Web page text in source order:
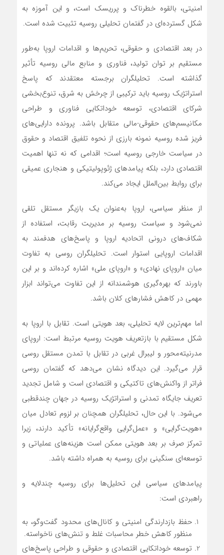
امنیتی، بالقوه خطرناک و پرریسک است، و این آموزه به
شکل گسترده‌ای در گفتمان تحلیلی روسیه تثبیت شده است.
در بعد اقتصادی و حقوقی، تحریم‌ها و اقدامات اروپا به‌طور
مستقیم بر توان تولید، فناوری و منابع مالی روسیه تأثیر
گذاشته است. تحلیلگران برجسته معتقدند که پاسخ
استراتژیک روسیه باید ترکیبی از چرخش به شرق، تنوع‌بخشی
شرکای اقتصادی، توسعه خوداتکایی فناوری و طراحی
مکانیسم‌های حقوقی-مالی متقابل باشد. پرونده دارایی‌های
فریز شده روسیه نمونه بارزی از نحوه تلفیق اقتصاد و حقوق
در سیاست خارجی روسیه است؛ اقدامی که نه تنها اهمیت
اقتصادی دارد، بلکه پیامدهای ژئوپولیتیکی و هنجاری عمیقی
برای روابط بین‌الملل ایجاد می‌کند.
از منظر سیاسی، اروپا به‌عنوان یک بازیگر مستقل تلقی
نمی‌شود و سیاست روسیه بر مدیریت رقابت، استفاده از
شکاف‌های درونی اتحادیه اروپا و پاسخ‌های هدفمند به
اقدامات اروپایی استوار است. تحلیلگران روسی به تفاوت
میان «اروپای نهادی» و «اروپای ملی» اشاره کرده‌اند و بر این
باورند که بهره‌گیری هوشمندانه از این تفاوت می‌تواند ابزار
مهمی در کاهش فشارهای کلان باشد.
اما مهم‌ترین لایه تحلیلی، بعد هویتی است. تقابل با اروپا به
شکل مستقیم با بازتعریف هویت روسیه مرتبط است: اروپای
مدرنیته‌محور و لیبرال غربی در تقابل با تمدن مستقل روسی
قرار می‌گیرد. این دیدگاه نشان می‌دهد که گفتمان روسی
فراتر از واکنش‌های تاکتیکی و اقتصادی است و شامل تجدید
تعریف جایگاه تمدنی و استراتژیک روسیه در جهان چندقطبی
می‌شود. با این حال، تحلیلگران همچنان بر لزوم تعادل میان
«هویت‌گرایی» و «عمل‌گرایی واقع‌گرایانه» تأکید دارند، زیرا
تمرکز صرف بر بعد هویتی ممکن است هزینه‌های عملیاتی و
توسعه‌ای سنگینی برای روسیه به همراه داشته باشد.
پیامدهای سیاسی این تحلیل‌ها برای روسیه چندلایه و
راهبردی است:
حفظ بازدارندگی امنیتی و کانال‌های محدود گفت‌وگو، به
منظور کاهش خطر محاسبات غلط و تنش‌های ناخواسته.
توسعه خوداتکایی اقتصادی و حقوقی و طراحی پاسخ‌های